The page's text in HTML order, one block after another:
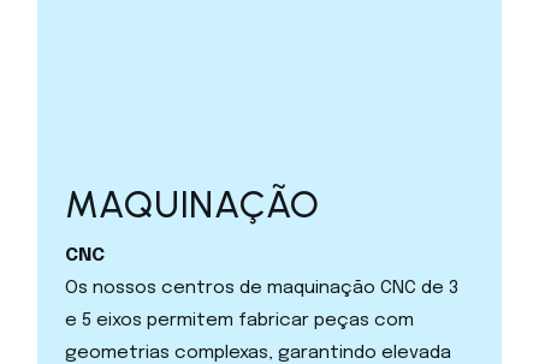
MAQUINAÇÃO
CNC
Os nossos centros de maquinação CNC de 3
e 5 eixos permitem fabricar peças com
geometrias complexas, garantindo elevada